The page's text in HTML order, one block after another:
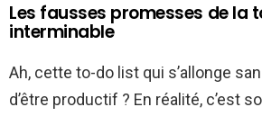
Les fausses promesses de la
interminable
Ah, cette to-do list qui s’allonge
d’être productif ? En réalité, c’est